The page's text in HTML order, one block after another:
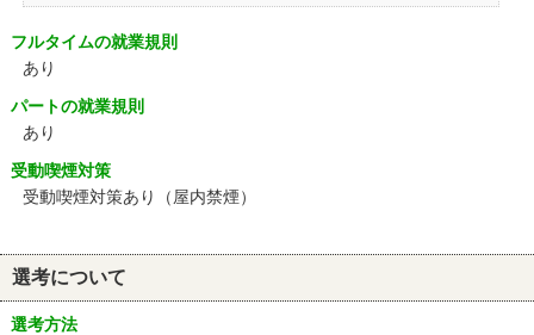
フルタイムの就業規則
あり
パートの就業規則
あり
受動喫煙対策
受動喫煙対策あり（屋内禁煙）
選考について
選考方法